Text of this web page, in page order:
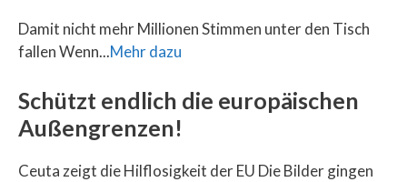
Damit nicht mehr Millionen Stimmen unter den Tisch
fallen Wenn...Mehr dazu
Schützt endlich die europäischen
Außengrenzen!
Ceuta zeigt die Hilflosigkeit der EU Die Bilder gingen